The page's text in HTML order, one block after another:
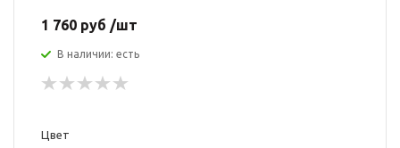
1 760 руб /шт
В наличии: есть
Цвет